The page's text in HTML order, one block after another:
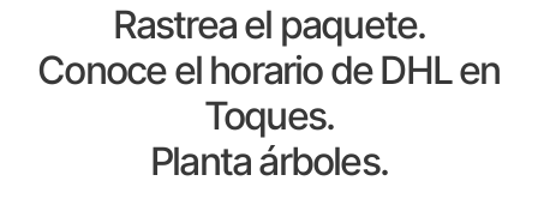
Rastrea el paquete.
Conoce el horario de DHL en
Toques.
Planta árboles.